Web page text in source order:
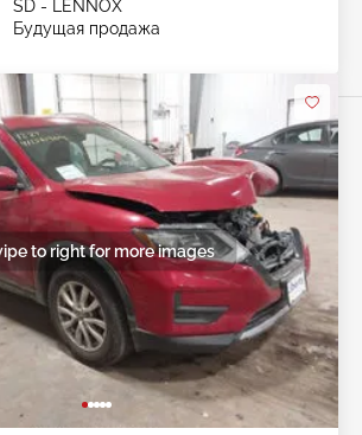
SD - LENNOX
Будущая продажа
to right for more images